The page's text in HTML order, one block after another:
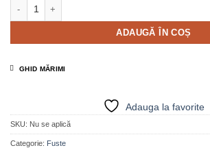
ADAUGĂ ÎN COȘ
GHID MĂRIMI
Adauga la favorite
SKU: Nu se aplică
Categorie: Fuste